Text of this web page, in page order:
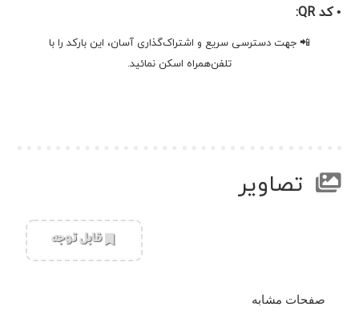
• کد QR:
📲 جهت دسترسی سریع و اشتراک‌گذاری آسان، این بارکد را با
تلفن‌همراه اسکن نمائید.
تصاویر
‌قابل توجه
صفحات مشابه